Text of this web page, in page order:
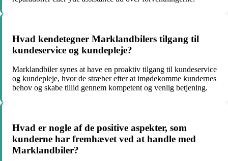
Hvad kendetegner Marklandbilers tilgang til
kundeservice og kundepleje?
Marklandbiler synes at have en proaktiv tilgang til kundeservice
og kundepleje, hvor de stræber efter at imødekomme kundernes
behov og skabe tillid gennem kompetent og venlig betjening.
Hvad er nogle af de positive aspekter, som
kunderne har fremhævet ved at handle med
Marklandbiler?